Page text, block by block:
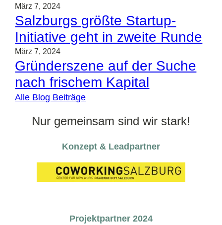
März 7, 2024
Salzburgs größte Startup-
Initiative geht in zweite Runde
März 7, 2024
Gründerszene auf der Suche
nach frischem Kapital
Alle Blog Beiträge
Nur gemeinsam sind wir stark!
Konzept & Leadpartner
Projektpartner 2024